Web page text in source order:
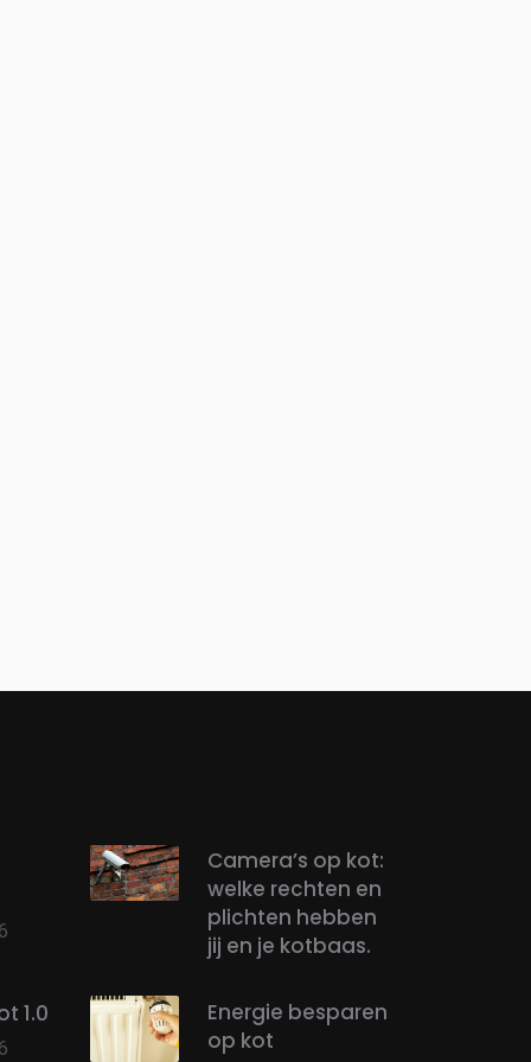
1.0
Camera’s op kot:
welke rechten en
plichten hebben
jij en je kotbaas.
Energie besparen
op kot